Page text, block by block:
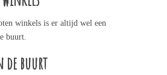
winkels is er altijd wel een
buurt.
de buurt